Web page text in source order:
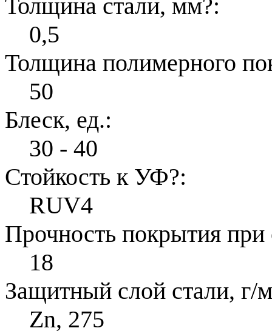
Толщина стали, мм?:
0,5
Толщина полимерного
50
Блеск, ед.:
30 - 40
Стойкость к УФ?:
RUV4
Прочность покрытия
18
Защитный слой стали, г/
Zn, 275